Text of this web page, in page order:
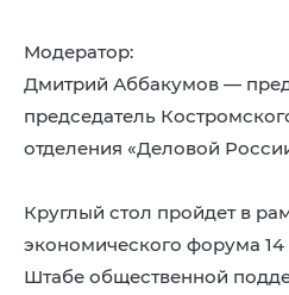
Модератор:
Дмитрий Аббакумов —
председатель
отделения «Деловой
Круглый стол пройдет в
экономического форума 14
Штабе общественной